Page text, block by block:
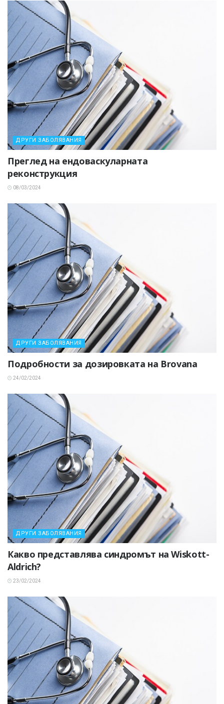
ДРУГИ ЗАБОЛЯВАНИЯ
Преглед на ендоваскуларната
реконструкция
08/03/2024
ДРУГИ ЗАБОЛЯВАНИЯ
Подробности за дозировката на Brovana
24/02/2024
ДРУГИ ЗАБОЛЯВАНИЯ
Какво представлява синдромът на Wiskott-
Aldrich?
23/02/2024